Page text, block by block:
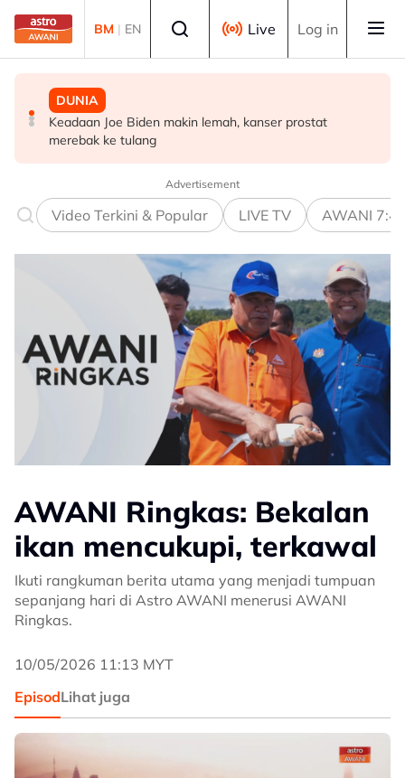
Skip to main content
BM | EN Live Log in
DUNIA
Keadaan Joe Biden makin lemah, kanser prostat
merebak ke tulang
DUNIA
Bau busuk makanan reput terus hantui penduduk Los
Angeles
DUNIA
19 mayat ditemukan dalam runtuhan bangunan musnah
di Gaza
Advertisement
Video Terkini & Popular LIVE TV AWANI
AWANI Ringkas: Bekalan
ikan mencukupi, terkawal
Ikuti rangkuman berita utama yang menjadi tumpuan
sepanjang hari di Astro AWANI menerusi AWANI
Ringkas.
10/05/2026 11:13 MYT
EpisodLihat juga